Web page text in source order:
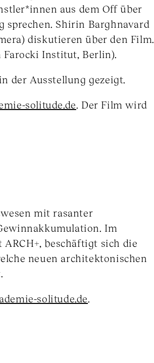
aus dem Off über
Shirin Barghnavard
diskutieren über den Film.
Institut, Berlin).
der Ausstellung gezeigt.
solitude.de. Der Film wird
mit rasanter
Im
beschäftigt sich die
neuen architektonischen
solitude.de.